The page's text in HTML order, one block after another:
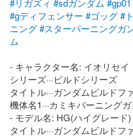
#gディフェンサー #ゴッグ#
ニング#スターバーニングガ
ム
- キャラクター名: イオリセイ
シリーズ···ビルドシリーズ
タイトル···ガンダムビルドフ
機体名1···カミキバーニング
- モデル名: HG(ハイグレード)
タイトル···ガンダムビルドフ